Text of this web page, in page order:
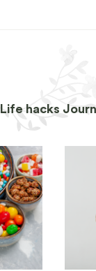
Life hacks